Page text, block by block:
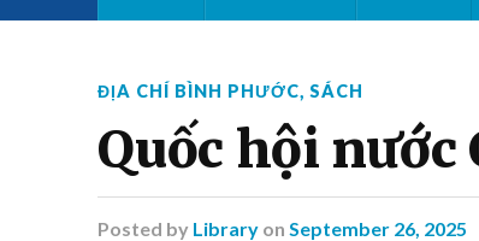
ĐỊA CHÍ BÌNH PHƯỚC, SÁCH
Quốc hội nước
Posted by Library on September 26, 2025